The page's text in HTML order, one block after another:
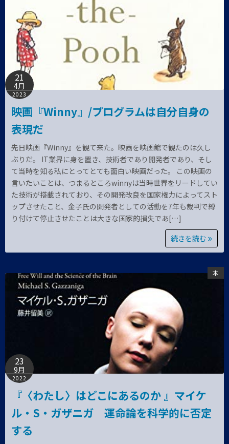
21
4月
2023
映画『Winny』/プログラムは自分自身の
表現だ
先日映画『Winny』を観て来た。映画を映画館で観たのは久し
ぶりだ。 IT業界に身を置き、技術者であり開発者であり、そし
て当時を知る私にとってとても面白い映画だった。 この映画の
言いたいことは、つまるところwinnyは当時世界をリードしてい
た技術が搭載されており、その開発改良を国家権力によってスト
ップさせたこと、金子氏の開発者としての活動を7年も裁判で縛
り付けて停止させたことは大きな国家的損失であ[…]
続きを読む
本
23
9月
2022
『〈わたし〉はどこにあるのか 』マイケ
ル・S・ガザニガ 運命論を科学的に否定
する